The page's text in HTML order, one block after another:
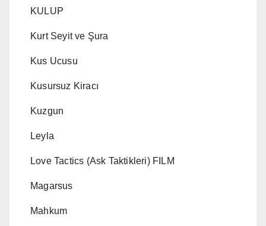
KULUP
Kurt Seyit ve Şura
Kus Ucusu
Kusursuz Kiracı
Kuzgun
Leyla
Love Tactics (Ask Taktikleri) FILM
Magarsus
Mahkum